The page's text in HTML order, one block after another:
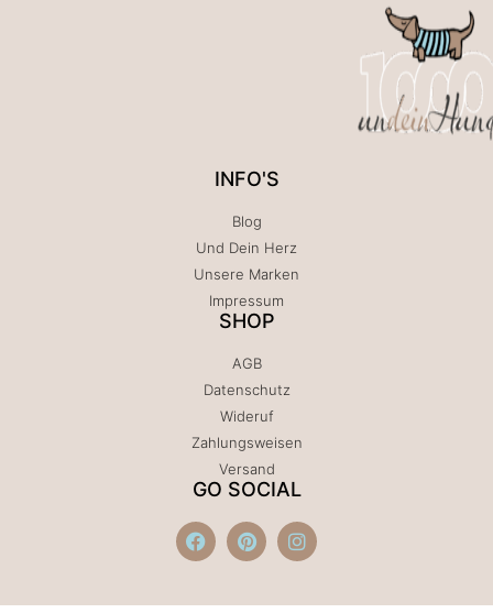
INFO'S
Blog
Und Dein Herz
Unsere Marken
Impressum
SHOP
AGB
Datenschutz
Wideruf
Zahlungsweisen
Versand
GO SOCIAL